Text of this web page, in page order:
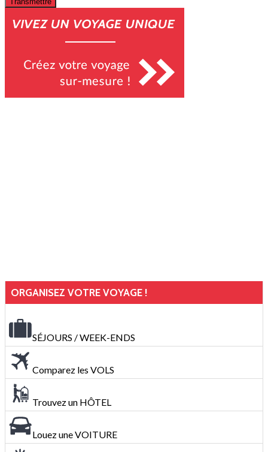
ORGANISEZ VOTRE VOYAGE !
SÉJOURS / WEEK-ENDS
Comparez les VOLS
Trouvez un HÔTEL
Louez une VOITURE